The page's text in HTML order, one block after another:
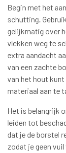
Begin met het
schutting.
gelijkmatig over
vlekken weg te
extra aandacht
van een zachte
van het hout
materiaal aan te
Het is belangrijk
leiden tot
dat je de borstel
zodat je geen